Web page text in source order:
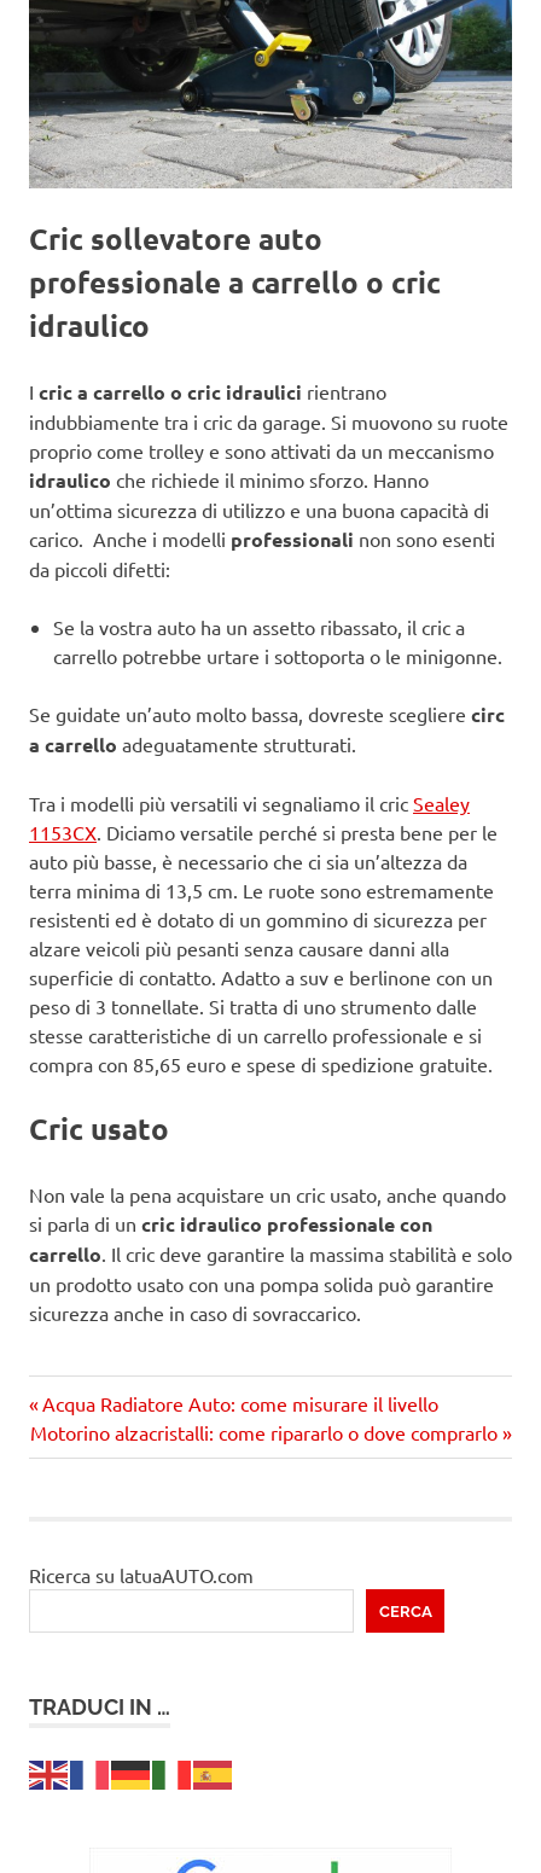
Cric sollevatore auto
professionale a carrello o cric
idraulico
I cric a carrello o cric idraulici rientrano
indubbiamente tra i cric da garage. Si muovono su ruote
proprio come trolley e sono attivati da un meccanismo
idraulico che richiede il minimo sforzo. Hanno
un’ottima sicurezza di utilizzo e una buona capacità di
carico. Anche i modelli professionali non sono esenti
da piccoli difetti:
Se la vostra auto ha un assetto ribassato, il cric a
carrello potrebbe urtare i sottoporta o le minigonne.
Se guidate un’auto molto bassa, dovreste scegliere circ
a carrello adeguatamente strutturati.
Tra i modelli più versatili vi segnaliamo il cric Sealey
1153CX. Diciamo versatile perché si presta bene per le
auto più basse, è necessario che ci sia un’altezza da
terra minima di 13,5 cm. Le ruote sono estremamente
resistenti ed è dotato di un gommino di sicurezza per
alzare veicoli più pesanti senza causare danni alla
superficie di contatto. Adatto a suv e berlinone con un
peso di 3 tonnellate. Si tratta di uno strumento dalle
stesse caratteristiche di un carrello professionale e si
compra con 85,65 euro e spese di spedizione gratuite.
Cric usato
Non vale la pena acquistare un cric usato, anche quando
si parla di un cric idraulico professionale con
carrello. Il cric deve garantire la massima stabilità e solo
un prodotto usato con una pompa solida può garantire
sicurezza anche in caso di sovraccarico.
Navigazione
articoli
Precedente
articolo:
Acqua Radiatore Auto: come misurare il livello
Prossimo
articolo
Motorino alzacristalli: come ripararlo o dove comprarlo
Ricerca su latuaAUTO.com
CERCA
TRADUCI IN …